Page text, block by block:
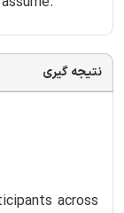
نتیجه گیری
across